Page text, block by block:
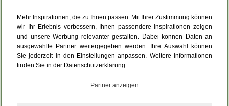
Mehr Inspirationen, die zu Ihnen passen. Mit Ihrer Zustimmung können
wir Ihr Erlebnis verbessern, Ihnen passendere Inspirationen zeigen
und unsere Werbung relevanter gestalten. Dabei können Daten an
ausgewählte Partner weitergegeben werden. Ihre Auswahl können
Sie jederzeit in den Einstellungen anpassen. Weitere Informationen
finden Sie in der Datenschutzerklärung.
Partner anzeigen
Da ist etwas schiefgelaufen.
Leider ist ein technischer Fehler aufgetreten.
Bitte laden Sie die Seite neu.